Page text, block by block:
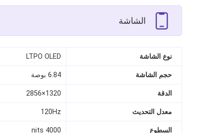
الشاشة
نوع الشاشة LTPO OLED
حجم الشاشة 6.84 بوصة
الدقة 1320×2856
معدل التحديث 120Hz
السطوع 4000 nits